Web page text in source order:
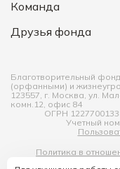
Команда
Друзья фонда
Благотворительный
(орфанными) и
123557, г. Москва, ул.
комн.12, офис 84
ОГРН
Учетный
Политика в